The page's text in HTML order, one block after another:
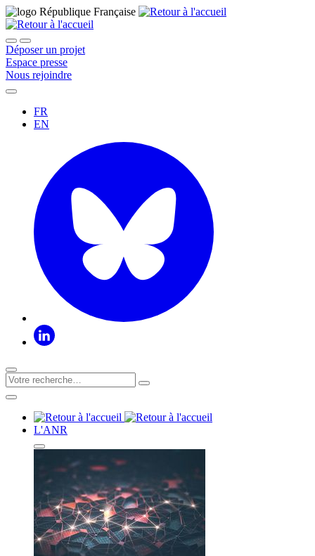
Déposer un projet
Espace presse
Nous rejoindre
FR
EN
L'ANR